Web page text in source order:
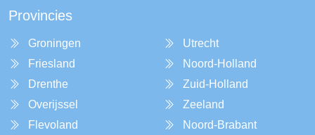
Provincies
Groningen
Friesland
Drenthe
Overijssel
Flevoland
Utrecht
Noord-Holland
Zuid-Holland
Zeeland
Noord-Brabant